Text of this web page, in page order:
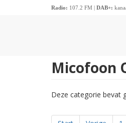
Radio: 107.2 FM | DAB+:
Micofoon
Deze categorie bevat